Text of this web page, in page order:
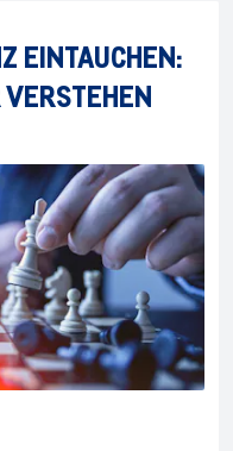
EINTAUCHEN: